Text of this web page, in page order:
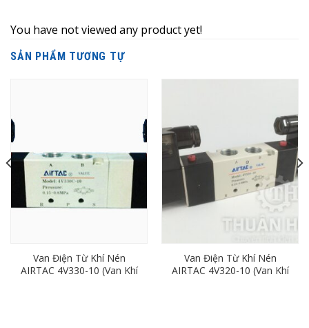
You have not viewed any product yet!
SẢN PHẨM TƯƠNG TỰ
Van Điện Từ Khí Nén
AIRTAC 4V330-10 (Van Khí
Van Điện Từ Khí Nén
AIRTAC 4V320-10 (Van Khí